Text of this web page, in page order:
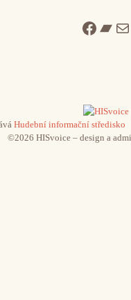
Hudební informační středisko
©2026 HISvoice – design a